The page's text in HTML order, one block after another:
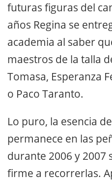
futuras figuras del
años Regina se
academia al saber
maestros de la talla
Tomasa, Esperanza
o Paco Taranto.
Lo puro, la esencia
permanece en las
durante 2006 y 2007
firme a recorrerlas.